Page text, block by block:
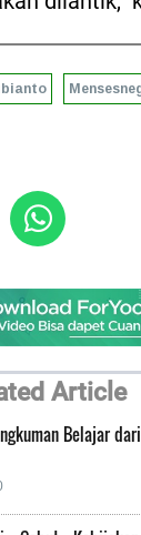
Article
Belajar